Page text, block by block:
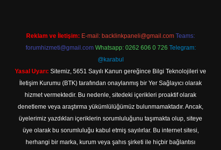
Reklam ve İletişim: E-mail: backlinkpaneli@gmail.com Teams:
forumhizmeti@gmail.com Whatsapp: 0262 606 0 726 Telegram:
@karabul
Yasal Uyarı: Sitemiz, 5651 Sayılı Kanun gereğince Bilgi Teknolojileri ve
İletişim Kurumu (BTK) tarafından onaylanmış bir Yer Sağlayıcı olarak
hizmet vermektedir. Bu nedenle, sitedeki içerikleri proaktif olarak
denetleme veya araştırma yükümlülüğümüz bulunmamaktadır. Ancak,
üyelerimiz yazdıkları içeriklerin sorumluluğunu taşımakta olup, siteye
üye olarak bu sorumluluğu kabul etmiş sayılırlar. Bu internet sitesi,
herhangi bir marka, kurum veya şahıs şirketi ile hiçbir bağlantısı